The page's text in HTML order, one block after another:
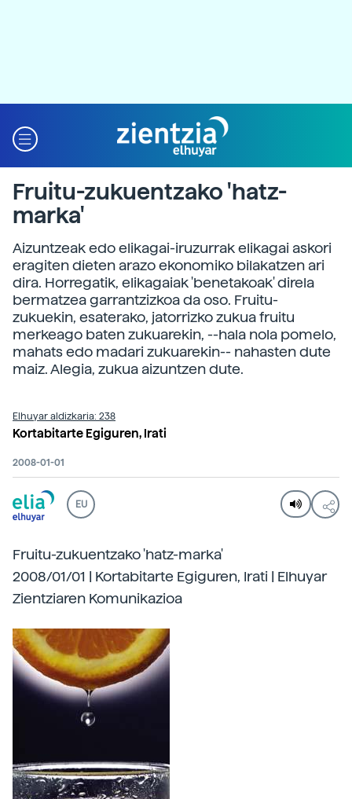
Fruitu-zukuentzako 'hatz-
marka'
Aizuntzeak edo elikagai-iruzurrak elikagai askori
eragiten dieten arazo ekonomiko bilakatzen ari
dira. Horregatik, elikagaiak 'benetakoak' direla
bermatzea garrantzizkoa da oso. Fruitu-
zukuekin, esaterako, jatorrizko zukua fruitu
merkeago baten zukuarekin, --hala nola pomelo,
mahats edo madari zukuarekin-- nahasten dute
maiz. Alegia, zukua aizuntzen dute.
Elhuyar aldizkaria: 238
Kortabitarte Egiguren, Irati
2008-01-01
EU
Fruitu-zukuentzako 'hatz-marka'
2008/01/01 | Kortabitarte Egiguren, Irati | Elhuyar
Zientziaren Komunikazioa